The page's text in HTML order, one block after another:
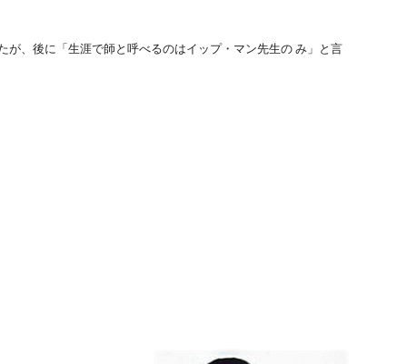
が、後に「生涯で師と呼べるのはイップ・マン先生の み」と言